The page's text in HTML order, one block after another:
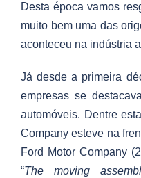
Desta época vamos
muito bem uma das
aconteceu na indústria
Já desde a primeira
empresas se
automóveis. Dentre
Company esteve na
Ford Motor Company
“The moving